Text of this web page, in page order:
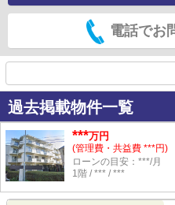
電話でお
過去掲載物件一覧
***万円
(管理費・共益費 ***円)
ローンの目安：***/月
1階 / *** / ***